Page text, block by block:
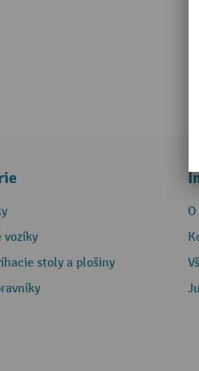
vozíky
stoly a plošiny